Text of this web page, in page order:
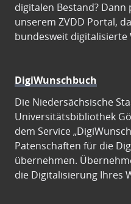
digitalen Bestand?
unserem ZVDD Portal,
bundesweit digitalisierte
DigiWunschbuch
Die Niedersächsische
Universitätsbibliothek
dem Service
Patenschaften für die
übernehmen.
die Digitalisierung Ihres